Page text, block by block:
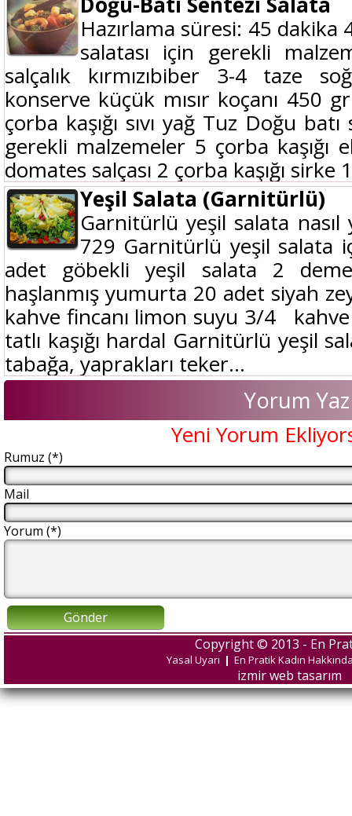
Hazırlama süresi: 45 dakika
salatası için gerekli
salçalık kırmızıbiber 3-4 taze
konserve küçük mısır koçanı 450
çorba kaşığı sıvı yağ Tuz Doğu
gerekli malzemeler 5 çorba kaşığı
domates salçası 2 çorba kaşığı sirke
Yeşil Salata (Garnitürlü)
Garnitürlü yeşil salata nasıl
729 Garnitürlü yeşil salata
adet göbekli yeşil salata 2
haşlanmış yumurta 20 adet siyah
kahve fincanı limon suyu 3/4 kahve
tatlı kaşığı hardal Garnitürlü yeşil
tabağa, yaprakları teker...
Yorum Yaz
Yeni Yorum
Rumuz (*)
Mail
Yorum (*)
Gönder
Copyright © 2013 - En
Yasal Uyarı | En Pratik Kadın
izmir web tasarım